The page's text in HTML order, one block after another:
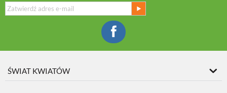
ŚWIAT KWIATÓW